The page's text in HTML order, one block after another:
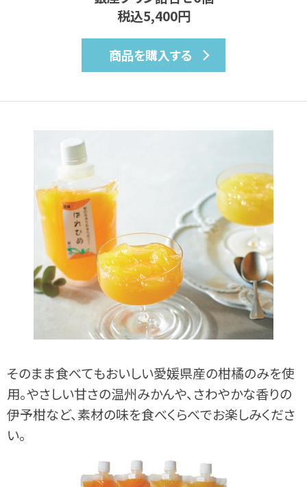
税込5,400円
商品を購入する
そのまま食べてもおいしい愛媛県産の柑橘のみを使
用。やさしい甘さの温州みかんや、さわやかな香りの
伊予柑など、素材の味を食べくらべでお楽しみくださ
い。